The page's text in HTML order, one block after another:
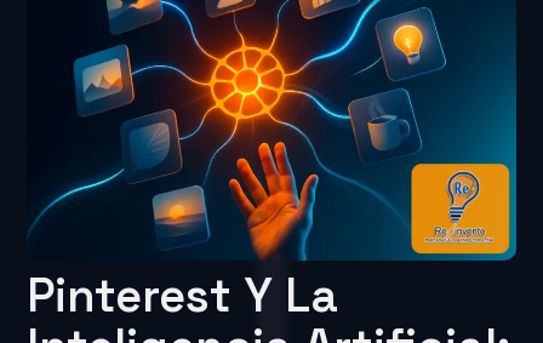
Pinterest Y La